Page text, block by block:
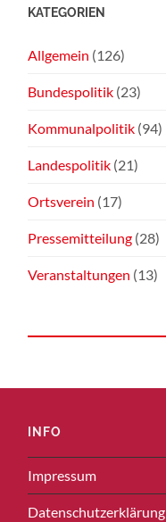
KATEGORIEN
Allgemein (126)
Bundespolitik (23)
Kommunalpolitik (94)
Landespolitik (21)
Ortsverein (17)
Pressemitteilung (28)
Veranstaltungen (13)
INFO
Impressum
Datenschutzerklärung